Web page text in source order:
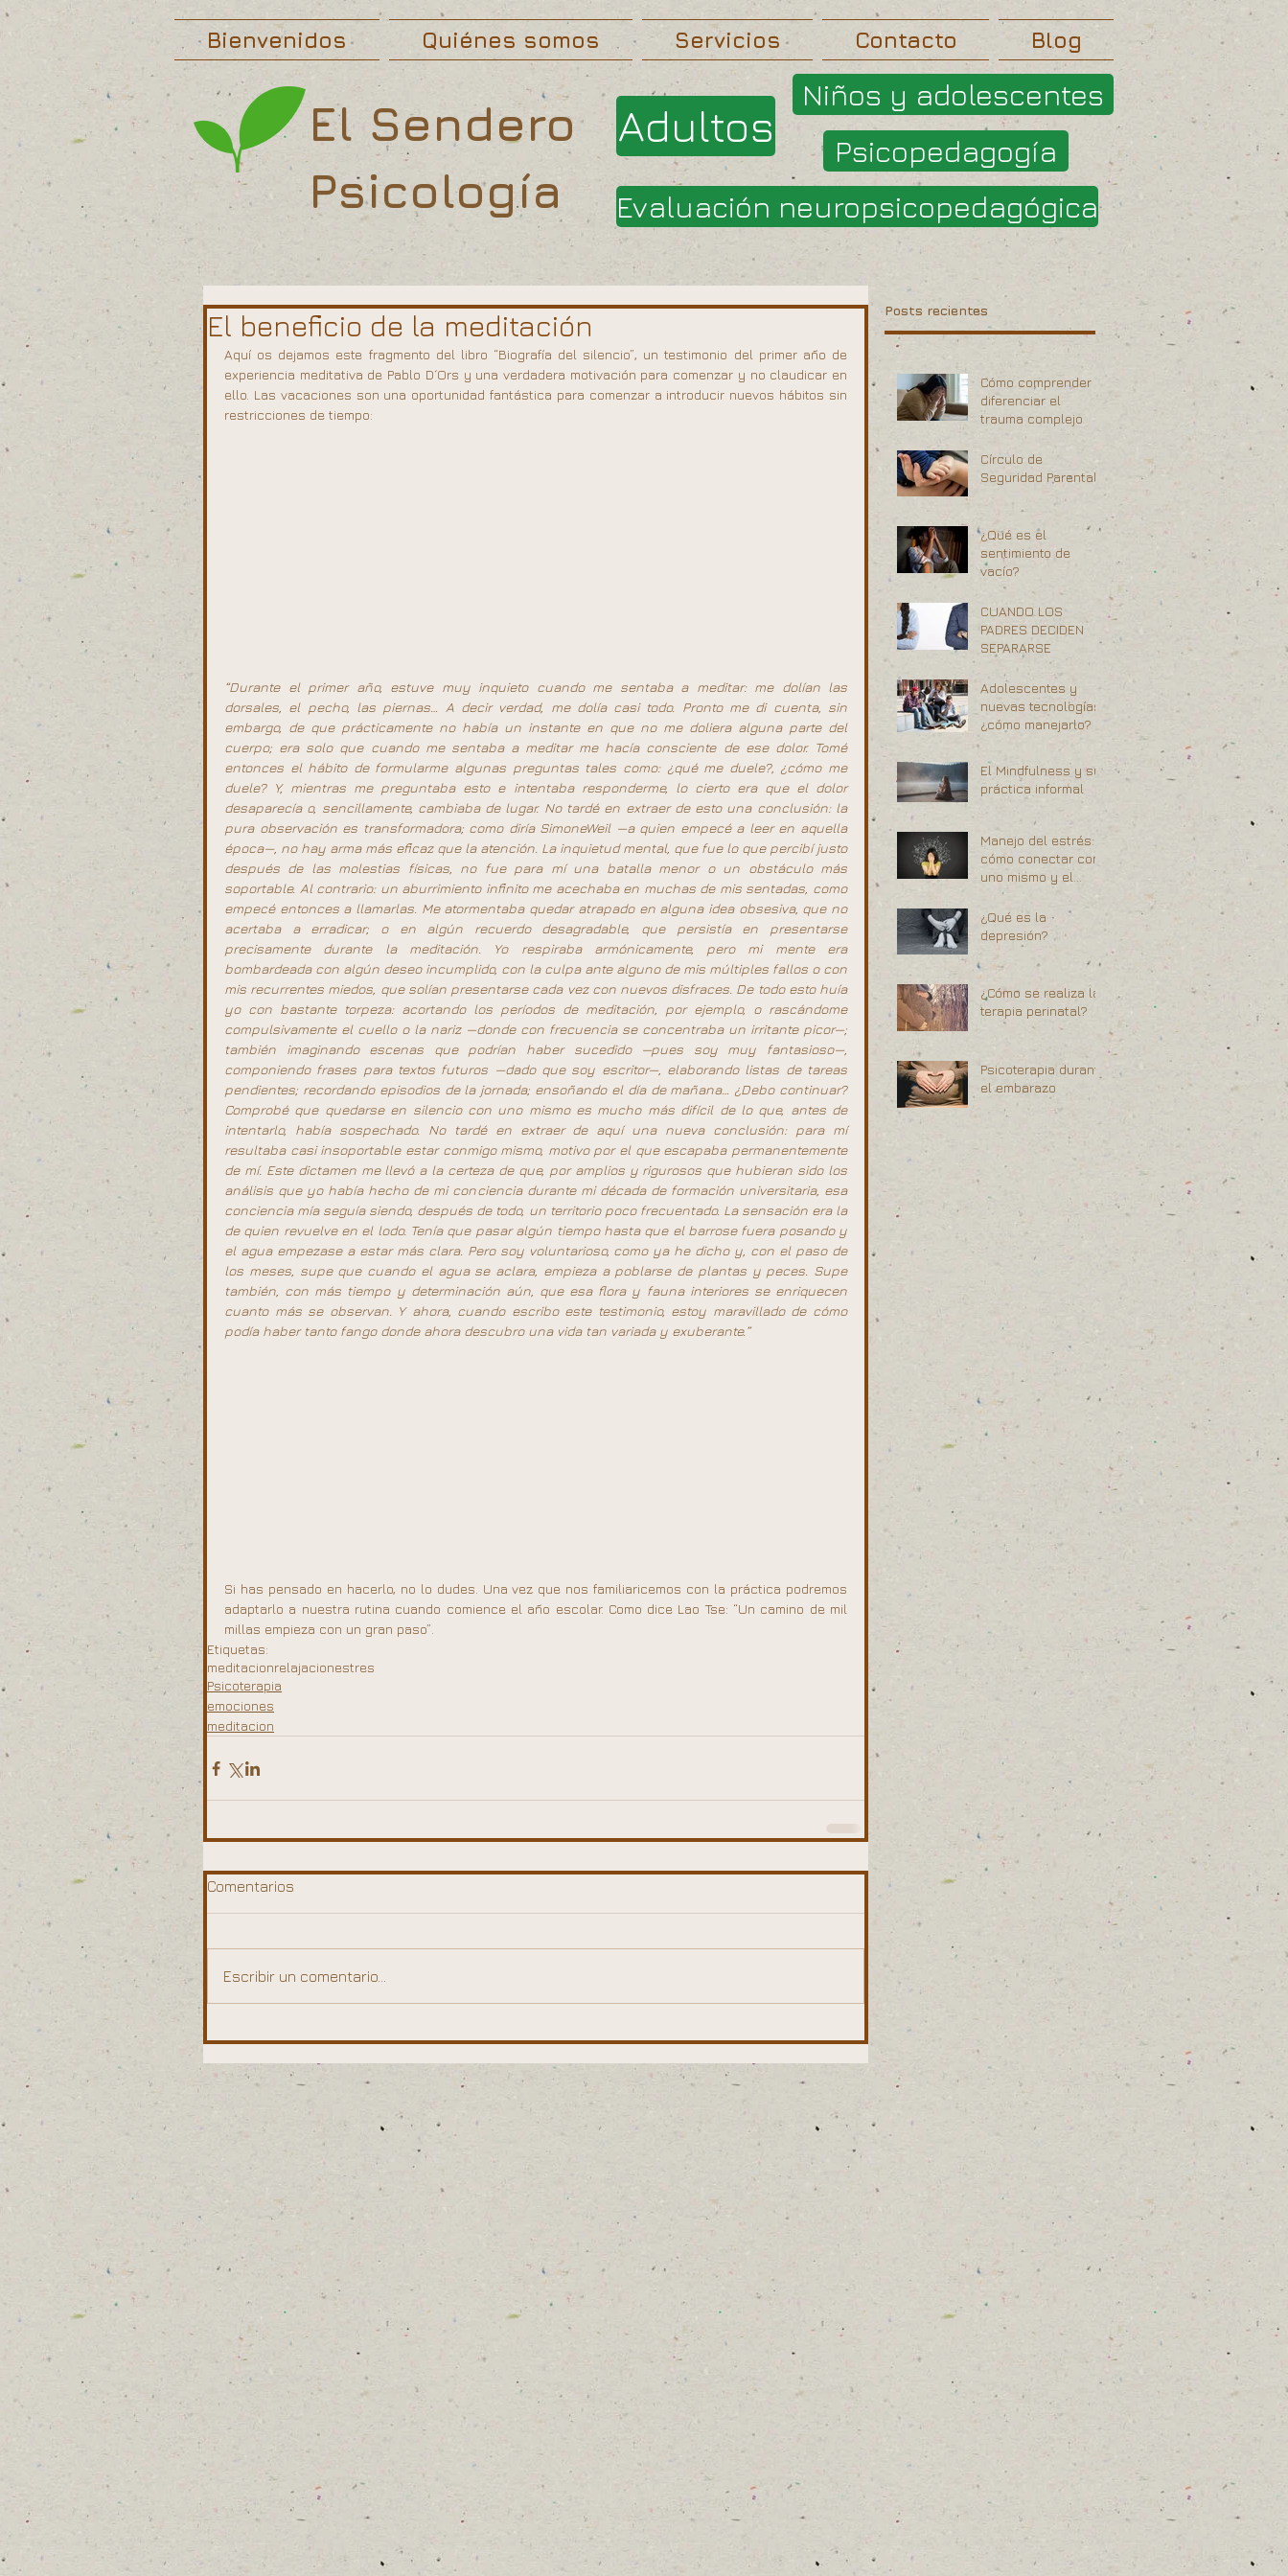
Bienvenidos Quiénes somos Servicios Contacto Blog
El Sendero
Psicología
Adultos
Niños y adolescentes
Psicopedagogía
Evaluación neuropsicopedagógica
El beneficio de la meditación
Aquí os dejamos este fragmento del libro “Biografía del silencio”, un testimonio del primer año de
experiencia meditativa de Pablo D´Ors y una verdadera motivación para comenzar y no claudicar en
ello. Las vacaciones son una oportunidad fantástica para comenzar a introducir nuevos hábitos sin
restricciones de tiempo:
“Durante el primer año, estuve muy inquieto cuando me sentaba a meditar: me dolían las
dorsales, el pecho, las piernas… A decir verdad, me dolía casi todo. Pronto me di cuenta, sin
embargo, de que prácticamente no había un instante en que no me doliera alguna parte del
cuerpo; era solo que cuando me sentaba a meditar me hacía consciente de ese dolor. Tomé
entonces el hábito de formularme algunas preguntas tales como: ¿qué me duele?, ¿cómo me
duele? Y, mientras me preguntaba esto e intentaba responderme, lo cierto era que el dolor
desaparecía o, sencillamente, cambiaba de lugar. No tardé en extraer de esto una conclusión: la
pura observación es transformadora; como diría SimoneWeil —a quien empecé a leer en aquella
época—, no hay arma más eficaz que la atención. La inquietud mental, que fue lo que percibí justo
después de las molestias físicas, no fue para mí una batalla menor o un obstáculo más
soportable. Al contrario: un aburrimiento infinito me acechaba en muchas de mis sentadas, como
empecé entonces a llamarlas. Me atormentaba quedar atrapado en alguna idea obsesiva, que no
acertaba a erradicar; o en algún recuerdo desagradable, que persistía en presentarse
precisamente durante la meditación. Yo respiraba armónicamente, pero mi mente era
bombardeada con algún deseo incumplido, con la culpa ante alguno de mis múltiples fallos o con
mis recurrentes miedos, que solían presentarse cada vez con nuevos disfraces. De todo esto huía
yo con bastante torpeza: acortando los períodos de meditación, por ejemplo, o rascándome
compulsivamente el cuello o la nariz —donde con frecuencia se concentraba un irritante picor—;
también imaginando escenas que podrían haber sucedido —pues soy muy fantasioso—,
componiendo frases para textos futuros —dado que soy escritor—, elaborando listas de tareas
pendientes; recordando episodios de la jornada; ensoñando el día de mañana… ¿Debo continuar?
Comprobé que quedarse en silencio con uno mismo es mucho más difícil de lo que, antes de
intentarlo, había sospechado. No tardé en extraer de aquí una nueva conclusión: para mí
resultaba casi insoportable estar conmigo mismo, motivo por el que escapaba permanentemente
de mí. Este dictamen me llevó a la certeza de que, por amplios y rigurosos que hubieran sido los
análisis que yo había hecho de mi conciencia durante mi década de formación universitaria, esa
conciencia mía seguía siendo, después de todo, un territorio poco frecuentado. La sensación era la
de quien revuelve en el lodo. Tenía que pasar algún tiempo hasta que el barrose fuera posando y
el agua empezase a estar más clara. Pero soy voluntarioso, como ya he dicho y, con el paso de
los meses, supe que cuando el agua se aclara, empieza a poblarse de plantas y peces. Supe
también, con más tiempo y determinación aún, que esa flora y fauna interiores se enriquecen
cuanto más se observan. Y ahora, cuando escribo este testimonio, estoy maravillado de cómo
podía haber tanto fango donde ahora descubro una vida tan variada y exuberante.”
Si has pensado en hacerlo, no lo dudes. Una vez que nos familiaricemos con la práctica podremos
adaptarlo a nuestra rutina cuando comience el año escolar. Como dice Lao Tse: “Un camino de mil
millas empieza con un gran paso”.
Etiquetas:
meditacionrelajacionestres
Psicoterapia
emociones
meditacion
Comentarios
Escribir un comentario...
Posts recientes
Cómo comprender y
diferenciar el
trauma complejo
Círculo de
Seguridad Parental
¿Qué es el
sentimiento de
vacío?
CUANDO LOS
PADRES DECIDEN
SEPARARSE
Adolescentes y
nuevas tecnologías,
¿cómo manejarlo?
El Mindfulness y su
práctica informal
Manejo del estrés:
cómo conectar con
uno mismo y el
momento presente
¿Qué es la
depresión?
¿Cómo se realiza la
terapia perinatal?
Psicoterapia durante
el embarazo